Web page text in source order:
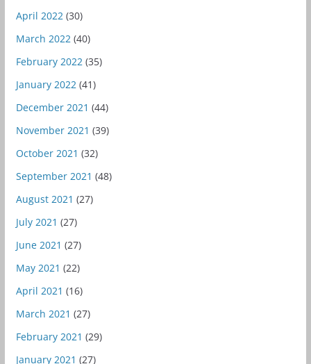
April 2022(30)
March 2022(40)
February 2022(35)
January 2022(41)
December 2021 (44)
November 2021 (39)
October 2021 (32)
September 2021 (48)
August 2021 (27)
July 2021 (27)
June 2021 (27)
May 2021 (22)
April 2021 (16)
March 2021 (27)
February 2021 (29)
January 2021 (27)